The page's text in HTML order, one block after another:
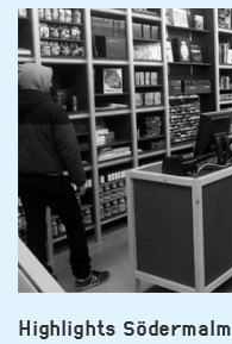
Highlights Södermalm